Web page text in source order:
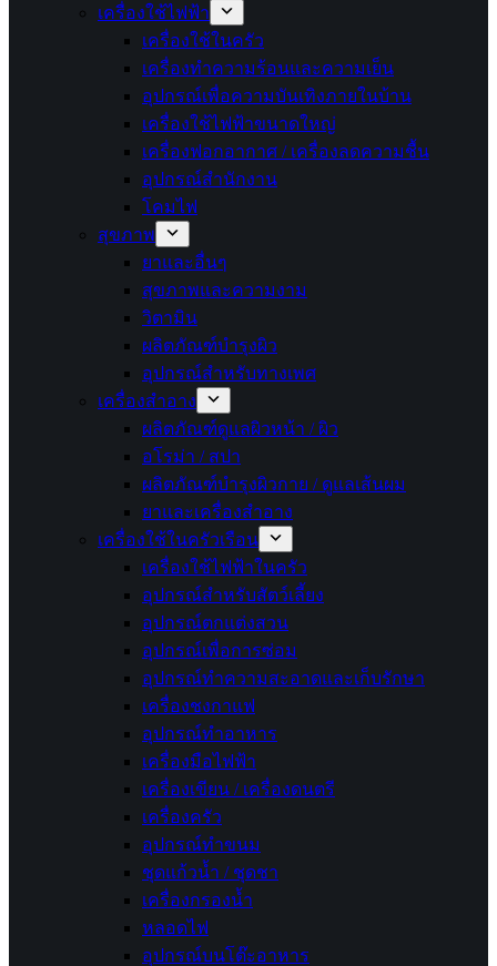
เครื่องใช้ไฟฟ้า
เครื่องใช้ในครัว
เครื่องทำความร้อนและความเย็น
อุปกรณ์เพื่อความบันเทิงภายในบ้าน
เครื่องใช้ไฟฟ้าขนาดใหญ่
เครื่องฟอกอากาศ / เครื่องลดความชื้น
อุปกรณ์สำนักงาน
โคมไฟ
สุขภาพ
ยาและอื่นๆ
สุขภาพและความงาม
วิตามิน
ผลิตภัณฑ์บำรุงผิว
อุปกรณ์สำหรับทางเพศ
เครื่องสำอาง
ผลิตภัณฑ์ดูแลผิวหน้า / ผิว
อโรม่า / สปา
ผลิตภัณฑ์บำรุงผิวกาย / ดูแลเส้นผม
ยาและเครื่องสำอาง
เครื่องใช้ในครัวเรือน
เครื่องใช้ไฟฟ้าในครัว
อุปกรณ์สำหรับสัตว์เลี้ยง
อุปกรณ์ตกแต่งสวน
อุปกรณ์เพื่อการซ่อม
อุปกรณ์ทำความสะอาดและเก็บรักษา
เครื่องชงกาแฟ
อุปกรณ์ทำอาหาร
เครื่องมือไฟฟ้า
เครื่องเขียน / เครื่องดนตรี
เครื่องครัว
อุปกรณ์ทำขนม
ชุดแก้วน้ำ / ชุดชา
เครื่องกรองน้ำ
หลอดไฟ
อุปกรณ์บนโต๊ะอาหาร